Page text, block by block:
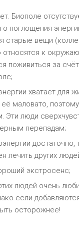
Биополе
поглощения
старые вещи
относятся к
поживиться за
хватает для
маловато,
Эти люди
перепадам;
достаточно,
лечить других
экстросенс;
людей очень
если
осторожнее!